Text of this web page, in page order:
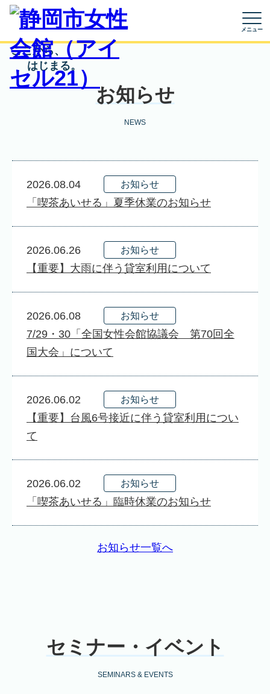
ここから、
はじまる。
お知らせ
NEWS
2026.08.04 お知らせ
「喫茶あいせる」夏季休業のお知らせ
2026.06.26 お知らせ
【重要】大雨に伴う貸室利用について
2026.06.08 お知らせ
7/29・30「全国女性会館協議会 第70回全
国大会」について
2026.06.02 お知らせ
【重要】台風6号接近に伴う貸室利用につい
て
2026.06.02 お知らせ
「喫茶あいせる」臨時休業のお知らせ
お知らせ一覧へ
セミナー・イベント
SEMINARS & EVENTS